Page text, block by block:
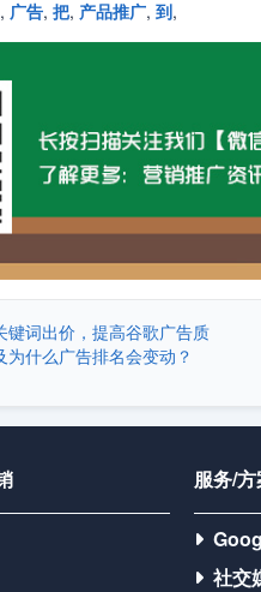
, 广告, 把, 产品推广, 到,
键词出价，提高谷歌广告质
为什么广告排名会变动？
服务/
社交